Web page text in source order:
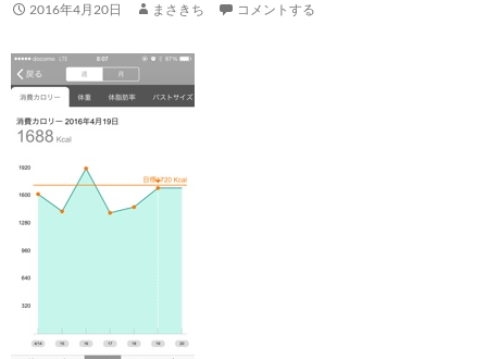
2016年4月20日 まさきち コメントする